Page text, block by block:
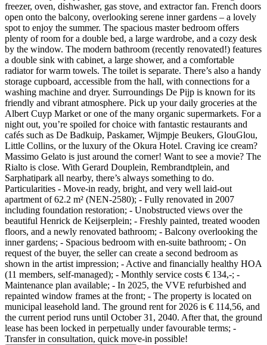
freezer, oven, dishwasher, gas stove, and extractor fan. French doors
open onto the balcony, overlooking serene inner gardens – a lovely
spot to enjoy the summer. The spacious master bedroom offers
plenty of room for a double bed, a large wardrobe, and a cozy desk
by the window. The modern bathroom (recently renovated!) features
a double sink with cabinet, a large shower, and a comfortable
radiator for warm towels. The toilet is separate. There’s also a handy
storage cupboard, accessible from the hall, with connections for a
washing machine and dryer. Surroundings De Pijp is known for its
friendly and vibrant atmosphere. Pick up your daily groceries at the
Albert Cuyp Market or one of the many organic supermarkets. For a
night out, you’re spoiled for choice with fantastic restaurants and
cafés such as De Badkuip, Paskamer, Wijmpje Beukers, GlouGlou,
Little Collins, or the luxury of the Okura Hotel. Craving ice cream?
Massimo Gelato is just around the corner! Want to see a movie? The
Rialto is close. With Gerard Douplein, Rembrandtplein, and
Sarphatipark all nearby, there’s always something to do.
Particularities - Move-in ready, bright, and very well laid-out
apartment of 62.2 m² (NEN-2580); - Fully renovated in 2007
including foundation restoration; - Unobstructed views over the
beautiful Henrick de Keijserplein; - Freshly painted, treated wooden
floors, and a newly renovated bathroom; - Balcony overlooking the
inner gardens; - Spacious bedroom with en-suite bathroom; - On
request of the buyer, the seller can create a second bedroom as
shown in the artist impression; - Active and financially healthy HOA
(11 members, self-managed); - Monthly service costs € 134,-; -
Maintenance plan available; - In 2025, the VVE refurbished and
repainted window frames at the front; - The property is located on
municipal leasehold land. The ground rent for 2026 is € 114,56, and
the current period runs until October 31, 2040. After that, the ground
lease has been locked in perpetually under favourable terms; -
Transfer in consultation, quick move-in possible!